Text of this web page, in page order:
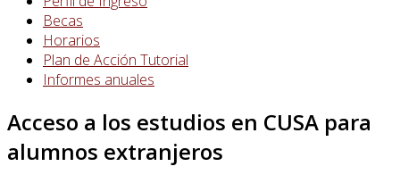
Becas
Horarios
Plan de Acción Tutorial
Informes anuales
Acceso a los estudios en CUSA para
alumnos extranjeros